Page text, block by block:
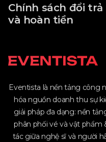
Chính sách đổi trả
và hoàn tiền
Eventista là nền tảng công
hóa nguồn doanh thu sự
giải pháp đa dạng: nền
phân phối vé và vật phẩm
tác giữa nghệ sĩ và người